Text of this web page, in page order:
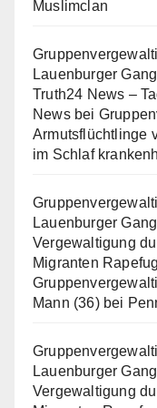
Muslimclan
Lauenburger
Truth24 News –
Newsbei
Armutsflüchtlinge
im Schlaf
Lauenburger
Vergewaltigung
Migranten
Mann (36) bei
Lauenburger
Vergewaltigung